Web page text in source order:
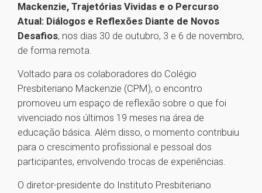
Mackenzie, Trajetórias Vividas e o Percurso
Atual: Diálogos e Reflexões Diante de Novos
Desafios, nos dias 30 de outubro, 3 e 6 de novembro,
de forma remota.
Voltado para os colaboradores do Colégio
Presbiteriano Mackenzie (CPM), o encontro
promoveu um espaço de reflexão sobre o que foi
vivenciado nos últimos 19 meses na área de
educação básica. Além disso, o momento contribuiu
para o crescimento profissional e pessoal dos
participantes, envolvendo trocas de experiências.
O diretor-presidente do Instituto Presbiteriano